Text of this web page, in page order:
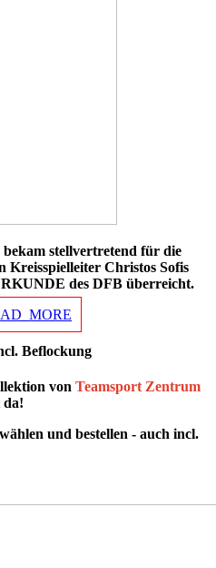
stellvertretend für die
Kreisspielleiter Christos Sofis
des DFB überreicht.
Beflockung
von Teamsport Zentrum
da!
und bestellen - auch incl.